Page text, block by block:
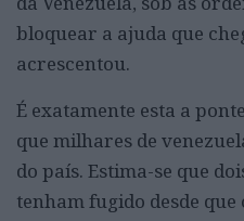
bloquear a ajuda que
acrescentou.
É exatamente esta a
que milhares de
do país. Estima-se que
tenham fugido desde que